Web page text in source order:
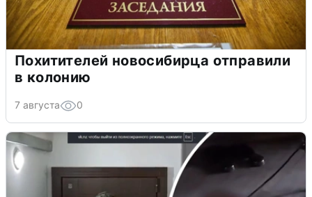
Похитителей новосибирца отправили
в колонию
7 августа 0